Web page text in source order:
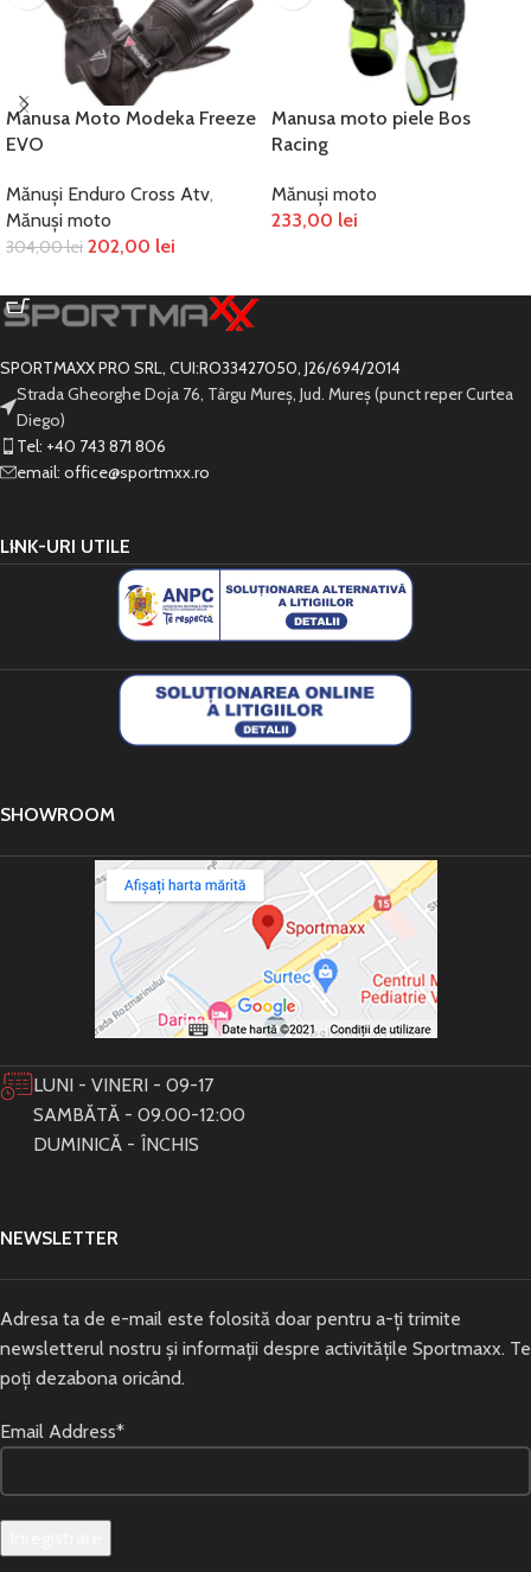
Manusa Moto Modeka Freeze
EVO
Mănuși Enduro Cross Atv,
Mănuși moto
304,00lei 202,00 lei
Manusa moto piele Bos
Racing
Mănuși moto
233,00 lei
SPORTMAXX PRO SRL, CUI:RO33427050, J26/694/2014
Strada Gheorghe Doja 76, Târgu Mureș, Jud. Mureș (punct reper Curtea
Diego)
Tel: +40 743 871 806
email: office@sportmxx.ro
LINK-URI UTILE
SHOWROOM
LUNI - VINERI - 09-17
SAMBĂTĂ - 09.00-12:00
DUMINICĂ - ÎNCHIS
NEWSLETTER
Adresa ta de e-mail este folosită doar pentru a-ți trimite
newsletterul nostru și informații despre activitățile Sportmaxx. Te
poți dezabona oricând.
Email Address*